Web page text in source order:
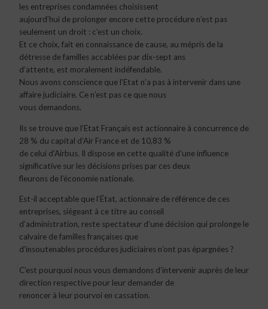
les entreprises condamnées choisissent
aujourd’hui de prolonger encore cette procédure n’est pas
seulement un droit : c’est un choix.
Et ce choix, fait en connaissance de cause, au mépris de la
détresse de familles accablées par dix-sept ans
d’attente, est moralement indéfendable.
Nous avons conscience que l’Etat n’a pas à intervenir dans une
affaire judiciaire. Ce n’est pas ce que nous
vous demandons.
Ils se trouve que l’Etat Français est actionnaire à concurrence de
28 % du capital d’Air France et de 10,83 %
de celui d’Airbus. Il dispose en cette qualité d’une influence
significative sur les décisions prises par ces deux
fleurons de l’économie nationale.
Est-il acceptable que l’État, actionnaire de référence de ces
entreprises, siégeant à ce titre au conseil
d’administration, reste spectateur d’une décision qui prolonge le
calvaire de familles françaises que
d’insoutenables procédures judiciaires n’ont pas épargnées ?
C’est pourquoi nous vous demandons d’intervenir auprès de leur
direction respective pour leur demander de
renoncer à leur pourvoi en cassation.